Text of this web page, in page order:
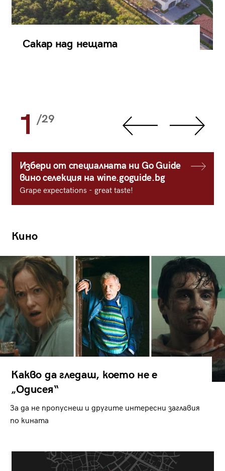
Сакар над нещата
1 /29
Избери от специалната ни Go Guide
вино селекция на wine.goguide.bg
Grape expectations - great taste!
Кино
Какво да гледаш, което не е
„Одисея“
За да не пропуснеш и другите интересни заглавия
по кината